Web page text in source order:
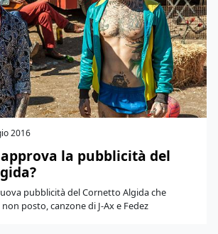
2016
la pubblicità del
pubblicità del Cornetto Algida che
posto, canzone di J-Ax e Fedez